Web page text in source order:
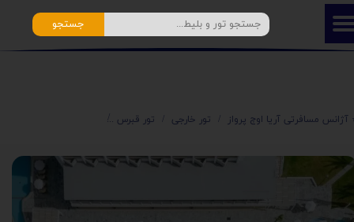
جستجو
آژانس مسافرتی آریا اوج پرواز تور خارجی تور قبرس